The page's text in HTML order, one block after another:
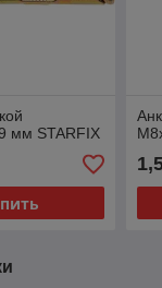
мм STARFIX